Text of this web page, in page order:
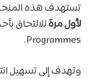
تستهدف هذه المنحة
لأول مرة
Programmes.
وتهدف إلى تسهيل